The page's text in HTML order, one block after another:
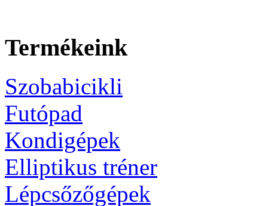
Termékeink
Szobabicikli
Futópad
Kondigépek
Elliptikus tréner
Lépcsőzőgépek